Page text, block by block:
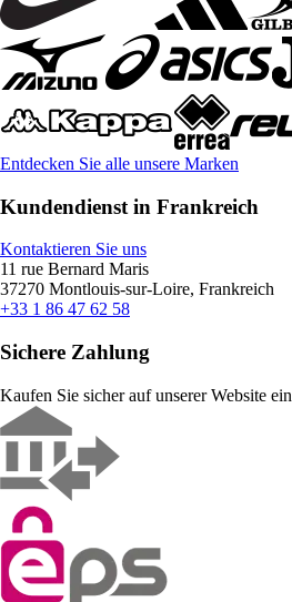
Entdecken Sie alle unsere Marken
Kundendienst in Frankreich
Kontaktieren Sie uns
11 rue Bernard Maris
37270 Montlouis-sur-Loire, Frankreich
+33 1 86 47 62 58
Sichere Zahlung
Kaufen Sie sicher auf unserer Website ein